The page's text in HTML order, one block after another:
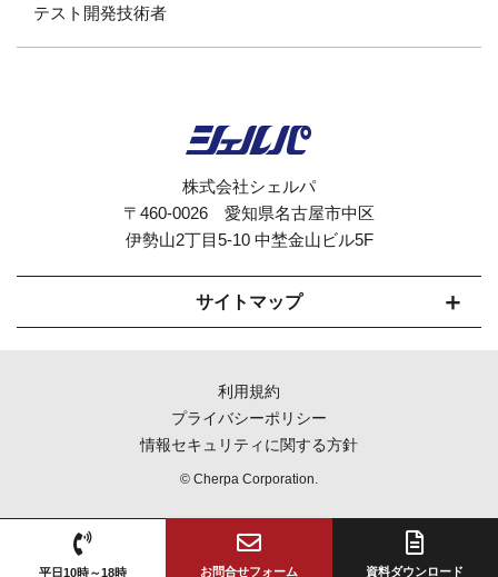
テスト開発技術者
株式会社シェルパ
〒460-0026 愛知県名古屋市中区
伊勢山2丁目5-10 中埜金山ビル5F
サイトマップ
導入店舗について
利用規約
プライバシーポリシー
情報セキュリティに関する方針
© Cherpa Corporation.
平日10時～18時 お問合せフォーム 資料ダウンロード